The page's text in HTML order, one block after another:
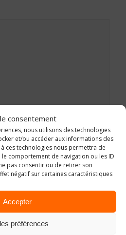
consentement
nous utilisons des technologies
et/ou accéder aux informations des
ces technologies nous permettra de
comportement de navigation ou les ID
pas consentir ou de retirer son
négatif sur certaines caractéristiques
Accepter
préférences